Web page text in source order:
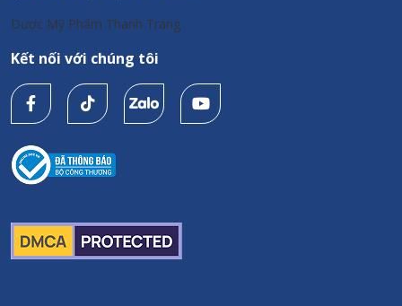
Dược Mỹ Phẩm Thanh Trang
Kết nối với chúng tôi